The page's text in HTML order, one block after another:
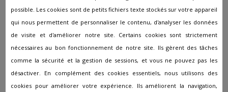
Pompes funèbres à Saint-Mandé
Pompes funèbres à Saint-Maur-des-Fossés
Pompes funèbres à ST MANDE
Pompes funèbres à Sucy-en-Brie
possible. Les cookies sont de petits fichiers texte stockés sur votre appareil
qui nous permettent de personnaliser le contenu, d'analyser les données
de visite et d'améliorer notre site. Certains cookies sont strictement
nécessaires au bon fonctionnement de notre site. Ils gèrent des tâches
comme la sécurité et la gestion de sessions, et vous ne pouvez pas les
désactiver. En complément des cookies essentiels, nous utilisons des
cookies pour améliorer votre expérience. Ils améliorent la navigation,